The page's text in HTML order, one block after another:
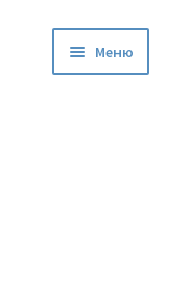
Меню